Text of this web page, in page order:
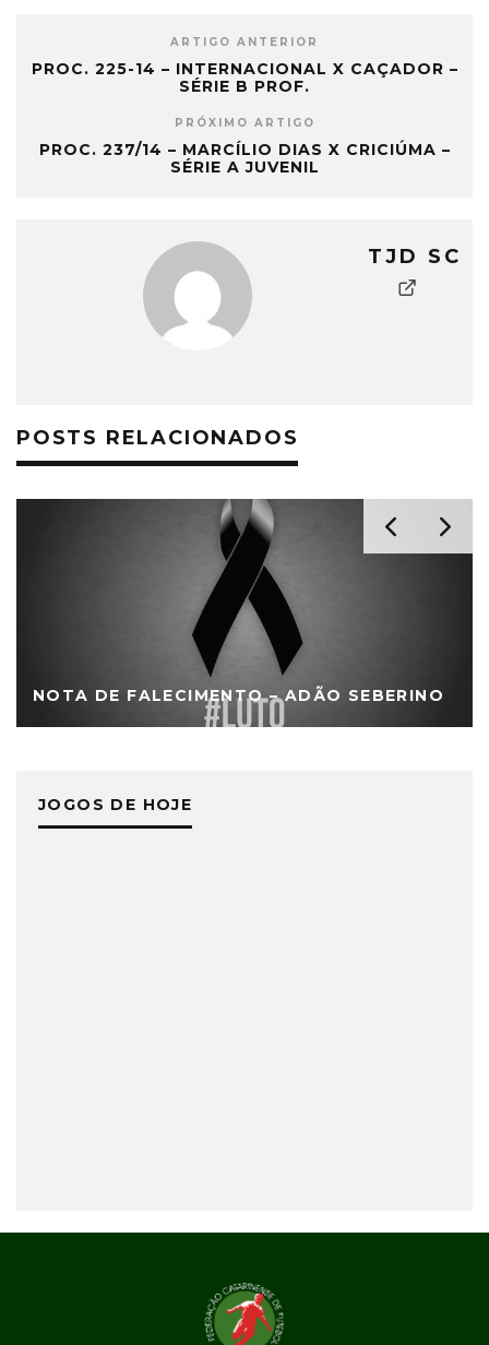
ARTIGO ANTERIOR
PROC. 225-14 – INTERNACIONAL X CAÇADOR –
SÉRIE B PROF.
PRÓXIMO ARTIGO
PROC. 237/14 – MARCÍLIO DIAS X CRICIÚMA –
SÉRIE A JUVENIL
TJD SC
POSTS RELACIONADOS
NOTA DE FALECIMENTO – ADÃO SEBERINO
JOGOS DE HOJE